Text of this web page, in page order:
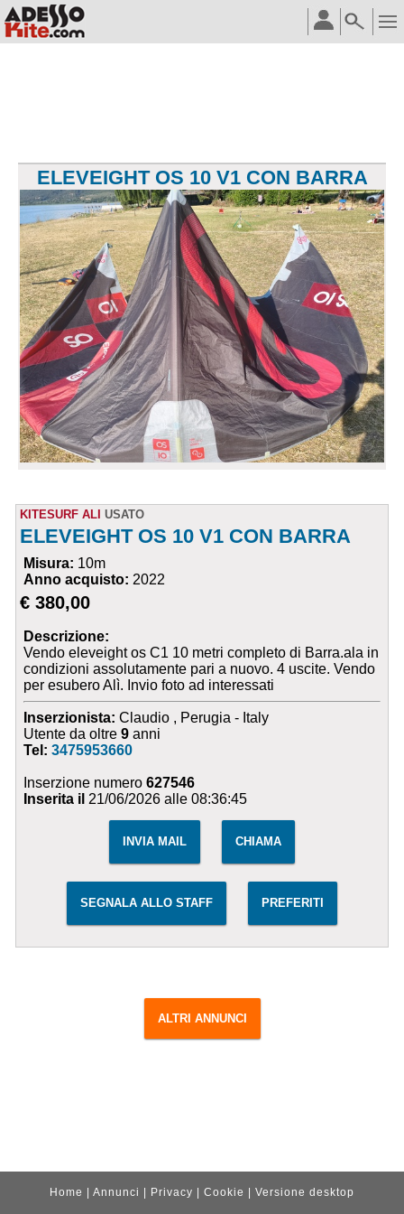
ELEVEIGHT OS 10 V1 CON BARRA
KITESURF ALI USATO
ELEVEIGHT OS 10 V1 CON BARRA
Misura: 10m
Anno acquisto: 2022
€ 380,00
Descrizione:
Vendo eleveight os C1 10 metri completo di Barra.ala in
condizioni assolutamente pari a nuovo. 4 uscite. Vendo
per esubero Alì. Invio foto ad interessati
Inserzionista: Claudio , Perugia - Italy
Utente da oltre9 anni
Tel:3475953660
Inserzione numero627546
Inserita il 21/06/2026 alle 08:36:45
INVIA MAIL CHIAMA
SEGNALA ALLO STAFF PREFERITI
ALTRI ANNUNCI
Home Annunci Privacy Cookie Versione desktop